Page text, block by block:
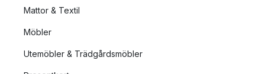
Mattor & Textil
Möbler
Utemöbler & Trädgårdsmöbler